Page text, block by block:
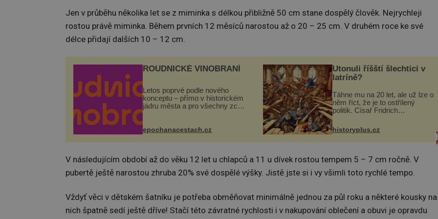
Jen v průběhu několika let se z miminka s délkou přibližně 50 cm stane dospělý člověk. Nejrychleji
rostou právě miminka. Během prvních 12 měsíců narostou až o 20 – 25 cm. V druhém roce ke své
délce přidají dalších 10 – 12 cm.
ROUDNICKÉ VINOBRANÍ
Letos poprvé podle nového
konceptu – přímo v historickém
jádru města a pro všechny zcela
náměstí. Návštěvníci se mohou
epochanacestach.cz
Utonuli říšští šlechtici v
latríně?
Táhne mu na 20 let, ale už lze o
něm říct, že je to ostřílený
politik. Císař Fridrich
syna a dědice Jindřicha VI. do
Erfurtu, aby se stal
prostředníkem při řešení sporu
historyplus.cz
V následujícím období až do věku 12 let u chlapců a 11 u dívek rostou tempem 5 – 7 cm ročně. V
pubertě ještě narostou zhruba 20% své dospělé výšky. Jistě jste si i vy všimli toto rychlé tempo.
Vždyť věci v dětském šatníku je potřeba obměňovat minimálně jednou za půl roku a některé kousky na
nich špatně sedí ještě dříve! Stačí této závratné rychlosti i v nakupování oblečení a obuvi je opravdu